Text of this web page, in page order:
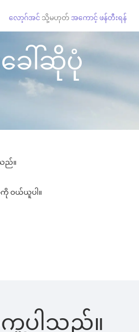
လော့ဂ်အင် သို့မဟုတ် အကောင့် ဖန်တီးရန်
ေါ်ဆိုပုံ
ည်။
ကို ဝယ်ယူပါ။
ကူပါသည်။